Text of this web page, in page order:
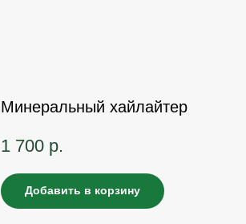
Минеральный хайлайтер
1 700 р.
Добавить в корзину